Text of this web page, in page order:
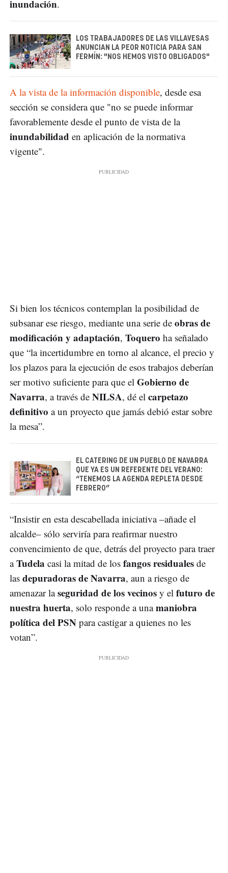
inundación.
LOS TRABAJADORES DE LAS VILLAVESAS
ANUNCIAN LA PEOR NOTICIA PARA SAN
FERMÍN: "NOS HEMOS VISTO OBLIGADOS"
A la vista de la información disponible, desde esa
sección se considera que "no se puede informar
favorablemente desde el punto de vista de la
inundabilidad en aplicación de la normativa
vigente".
Si bien los técnicos contemplan la posibilidad de
subsanar ese riesgo, mediante una serie de obras de
modificación y adaptación, Toquero ha señalado
que “la incertidumbre en torno al alcance, el precio y
los plazos para la ejecución de esos trabajos deberían
ser motivo suficiente para que el Gobierno de
Navarra, a través de NILSA, dé el carpetazo
definitivo a un proyecto que jamás debió estar sobre
la mesa”.
EL CATERING DE UN PUEBLO DE NAVARRA
QUE YA ES UN REFERENTE DEL VERANO:
“TENEMOS LA AGENDA REPLETA DESDE
FEBRERO”
“Insistir en esta descabellada iniciativa –añade el
alcalde– sólo serviría para reafirmar nuestro
convencimiento de que, detrás del proyecto para traer
aTudela casi la mitad de los fangos residuales de
las depuradoras de Navarra, aun a riesgo de
amenazar laseguridad de los vecinos y el futuro de
nuestra huerta, solo responde a unamaniobra
política del PSN para castigar a quienes no les
votan”.